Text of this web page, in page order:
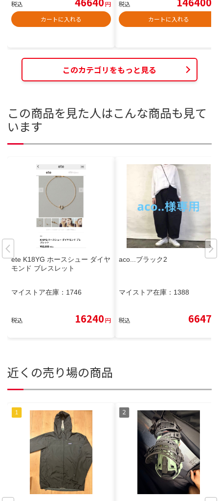
税込
円
カートに入れる
税込
カートに入れる
このカテゴリをもっと見る
この商品を見た人はこんな商品も見て
います
ete K18YG ホースシュー ダイヤ
モンド ブレスレット
マイストア在庫： 1746
税込 16240円
aco...ブラック2
マイストア在庫： 1388
税込 6647
近くの売り場の商品